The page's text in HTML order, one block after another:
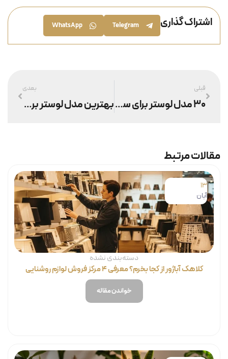
اشتراک گذاری Telegram
WhatsApp
قبلی
۳۰ مدل لوستر برای سقف کوتاه
بعدی
بهترین مدل لوستر برای پذیرایی ۵۰ متری + قیمت
مقالات مرتبط
13
آبان
دسته‌بندی نشده
کلاهک آباژور از کجا بخرم؟ معرفی ۴ مرکز فروش لوازم روشنایی
خواندن مقاله